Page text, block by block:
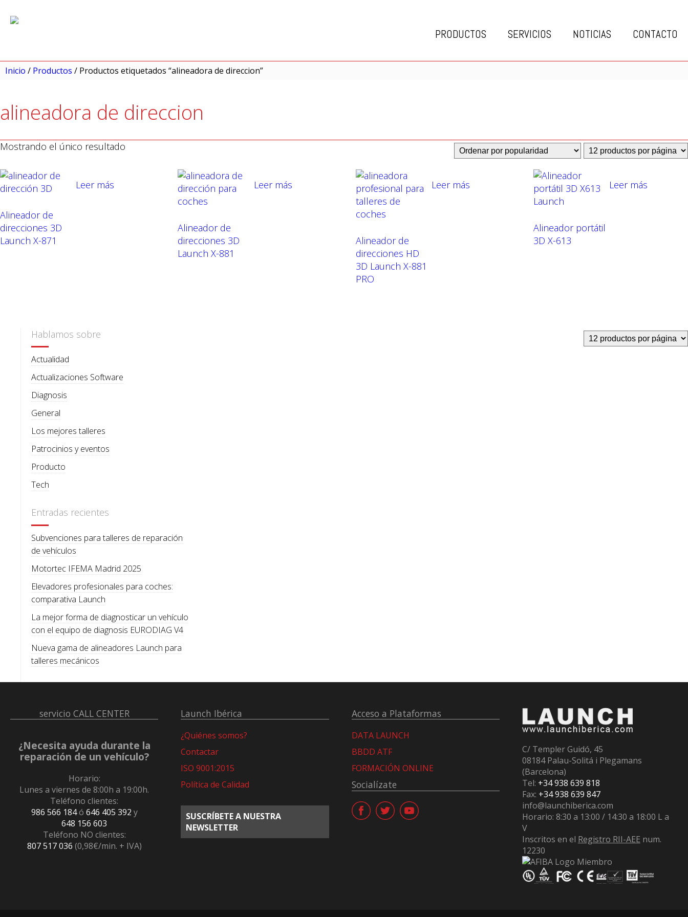
PRODUCTOS SERVICIOS NOTICIAS CONTACTO
Inicio / Productos / Productos etiquetados “alineadora de direccion”
alineadora de direccion
Mostrando el único resultado
Alineador de
direcciones 3D
Launch X-871
Leer más
Alineador de
direcciones 3D
Launch X-881
Leer más
Alineador de
direcciones HD
3D Launch X-881
PRO
Leer más
Alineador portátil
3D X-613
Leer más
Hablamos sobre
Actualidad
Actualizaciones Software
Diagnosis
General
Los mejores talleres
Patrocinios y eventos
Producto
Tech
Entradas recientes
Subvenciones para talleres de reparación
de vehículos
Motortec IFEMA Madrid 2025
Elevadores profesionales para coches:
comparativa Launch
La mejor forma de diagnosticar un vehículo
con el equipo de diagnosis EURODIAG V4
Nueva gama de alineadores Launch para
talleres mecánicos
servicio CALL CENTER
¿Necesita ayuda durante la
reparación de un vehículo?
Horario:
Lunes a viernes de 8:00h a 19:00h.
Teléfono clientes:
986 566 184ó 646 405 392 y
648 156 603
Teléfono NO clientes:
807 517 036 (0,98€/min. + IVA)
Launch Ibérica
¿Quiénes somos?
Contactar
ISO 9001:2015
Política de Calidad
SUSCRÍBETE A NUESTRA
NEWSLETTER
Acceso a Plataformas
DATA LAUNCH
BBDD ATF
FORMACIÓN ONLINE
Socialízate
C/ Templer Guidó, 45
08184 Palau-Solitá i Plegamans
(Barcelona)
Tel: +34 938 639 818
Fax: +34 938 639 847
info@launchiberica.com
Horario: 8:30 a 13:00 / 14:30 a 18:00 L a
V
Inscritos en el Registro RII-AEE num.
12230